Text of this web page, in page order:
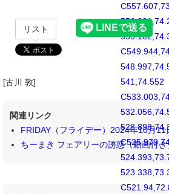
541,74.552
リスト
[古川 敦]
関連リンク
FRIDAY（フライデー）2024年10月11
ちーまき フェアリーの誘惑（動画付き